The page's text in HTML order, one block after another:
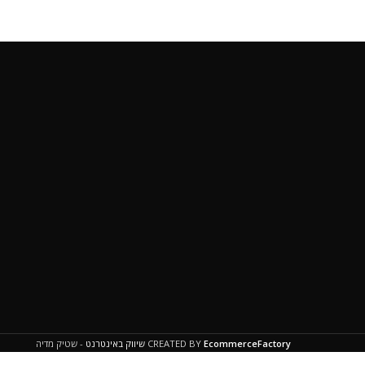
CREATED BY EcommerceFactory שיווק באינטרנט - שטיק מדיה